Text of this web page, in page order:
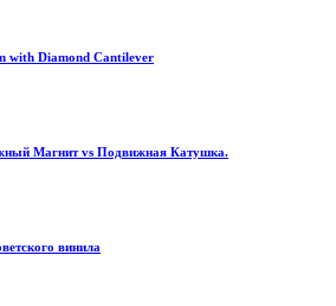
with Diamond Cantilever
Магнит vs Подвижная Катушка.
винила